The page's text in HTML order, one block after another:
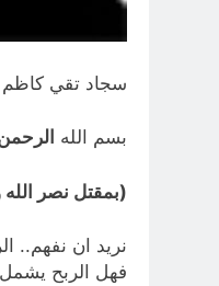
سجاد تقي كاظم
بسم الله
(بمقتل نصر
نريد ان نفهم..
فهل الربح